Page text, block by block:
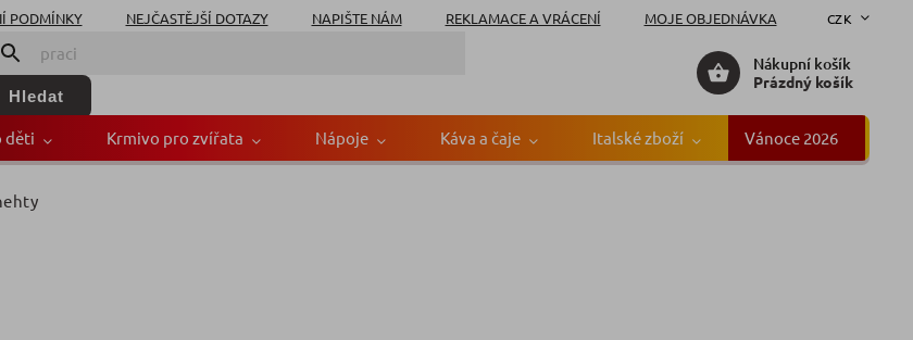
PODMÍNKY NEJČASTĚJŠÍ DOTAZY NAPIŠTE NÁM REKLAMACE A VRÁCENÍ MOJE OBJEDNÁVKA CZK
Hledat
Nákupní košík
Prázdný košík
děti Krmivo pro zvířata Nápoje Káva a čaje Italské zboží Vánoce 2026